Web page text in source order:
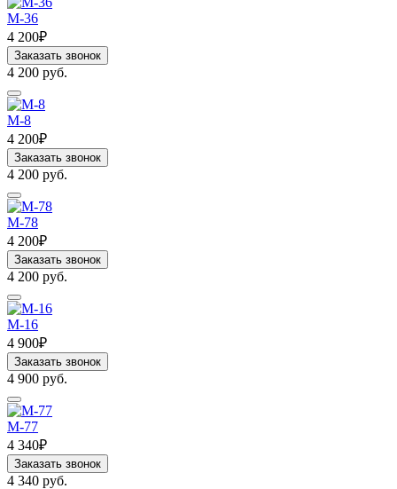
M-36
4 200₽
Заказать звонок
4 200 руб.
M-8
4 200₽
Заказать звонок
4 200 руб.
M-78
4 200₽
Заказать звонок
4 200 руб.
M-16
4 900₽
Заказать звонок
4 900 руб.
M-77
4 340₽
Заказать звонок
4 340 руб.